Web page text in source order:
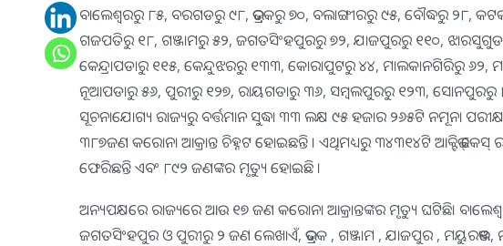
ବାଲେଶ୍ବରରୁ ୮୫, ବରଗଡରୁ ୯୮, ଭଦ୍ରକରୁ ୭୦, ବଲାଙ୍ଗୀରରୁ ୯୫, ବୌଦ୍ଧରୁ ୨୮,
ଗଜପତିରୁ ୧୮, ଗଞ୍ଜାମରୁ ୫୨, ଜଗତସିଂହପୁରରୁ ୭୨, ଯାଜପୁରରୁ ୧୧୦,
କେନ୍ଦ୍ରାପଡାରୁ ୧୧୫, କେନ୍ଦୁଝରରୁ ୧୩୩, କୋରାପୁଟରୁ ୪୪, ମାଲକାନଗିରିରୁ
ନୂଆପଡାରୁ ୫୬, ପୁରୀରୁ ୧୨୭, ରାୟଗଡାରୁ ୩୬, ସମ୍ବଲପୁରରୁ ୧୨୩, ସୋନପୁରରୁ
ସୂଚନାଯୋଗ୍ୟ ରାଜ୍ୟରୁ ବର୍ତ୍ତମାନ ସୁଦ୍ଧା ୩୩ ଲକ୍ଷ ୯୫ ହଜାର ୨୬୫ଟି ନମୂନା
୩୮୭ଜଣ କରୋନା ଆକ୍ରାନ୍ତ ଚିହ୍ନଟ ହୋଇଛନ୍ତି । ଏଥିମଧ୍ୟରୁ ୩୪୩୧୪ଟି ଆକ୍ଟିଭ୍‌
ଫେରିଛନ୍ତି ଏବଂ ୮୯୨ ଜଣଙ୍କର ମୃତ୍ୟୁ ହୋଇଛି ।
ଅନ୍ୟପକ୍ଷରେ ରାଜ୍ୟରେ ଆଉ ୧୭ ଜଣ କରୋନା ଆକ୍ରାନ୍ତଙ୍କର ମୃତ୍ୟୁ ଘଟିଛି।
ଜଗତସିଂହପୁର ଓ ପୁରୀରୁ ୨ ଜଣ ଲେଖାଏଁ, ଭଦ୍ରକ , ଗଞ୍ଜାମ , ଯାଜପୁର ,